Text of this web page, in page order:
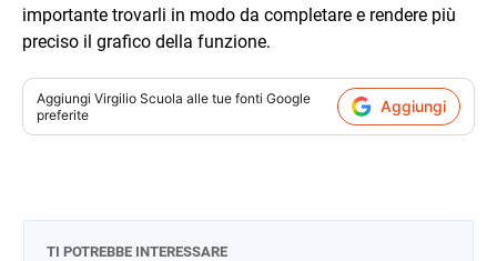
importante trovarli in modo da completare e rendere più
preciso il grafico della funzione.
Aggiungi Virgilio Scuola alle tue fonti Google
preferite
Aggiungi
TI POTREBBE INTERESSARE